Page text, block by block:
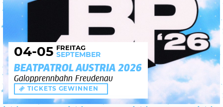
04-05 FREITAG
SEPTEMBER
BEATPATROL AUSTRIA 2026
Galopprennbahn Freudenau
TICKETS GEWINNEN